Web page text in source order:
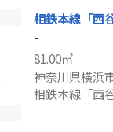
相鉄本線「西
-
81.00㎡
相鉄本線「西